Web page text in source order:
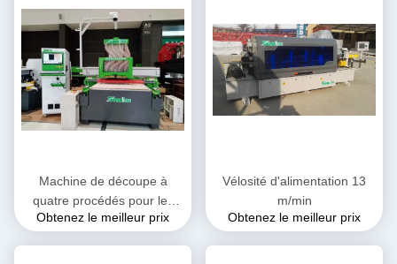
Machine de découpe à
quatre procédés pour les
meubles sur mesure dans
Obtenez le meilleur prix
Vélosité d'alimentation 13
m/min
Obtenez le meilleur prix